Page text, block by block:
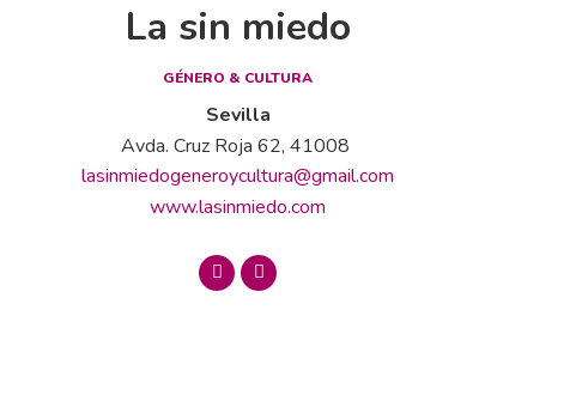
La sin miedo
GÉNERO & CULTURA
Sevilla
Avda. Cruz Roja 62, 41008
lasinmiedogeneroycultura@gmail.com
www.lasinmiedo.com